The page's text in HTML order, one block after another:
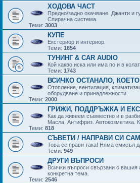
ХОДОВА ЧАСТ
Предно/задно окачване. Джанти и
Спирачна система.
Теми: 3003
КУПЕ
Екстериор и интериор.
Теми: 1654
ТУНИНГ & CAR AUDIO
Кой какво иска или има по и в
Теми: 1743
ВСИЧКО ОСТАНАЛО,
Отопление, вентилация,
оборудване и принадлежности.
Теми: 2000
ГРИЖИ, ПОДДРЪЖКА И
Как да живеем съвместно и в
Масла. Антифриз. Автокозметика.
Теми: 818
СЪВЕТИ / НАПРАВИ СИ САМ
Това се прави така! Няма смисъл
Теми: 949
ДРУГИ ВЪПРОСИ
Всички въпроси свързани с вашия
конкретна тема.
Теми: 2546